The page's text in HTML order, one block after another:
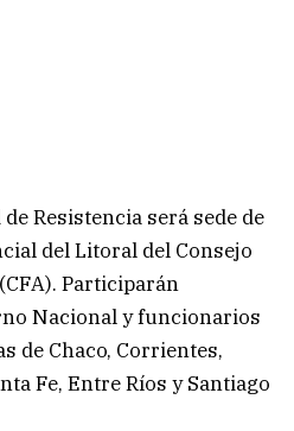
Resistencia será sede de
del Litoral del Consejo
Participarán
Nacional y funcionarios
de Chaco, Corrientes,
Fe, Entre Ríos y Santiago